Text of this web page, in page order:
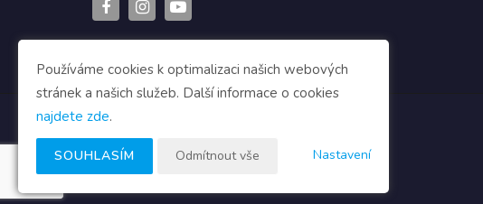
Používáme cookies k optimalizaci našich webových
stránek a našich služeb. Další informace o cookies
najdete zde.
SOUHLASÍM Odmítnout vše Nastavení